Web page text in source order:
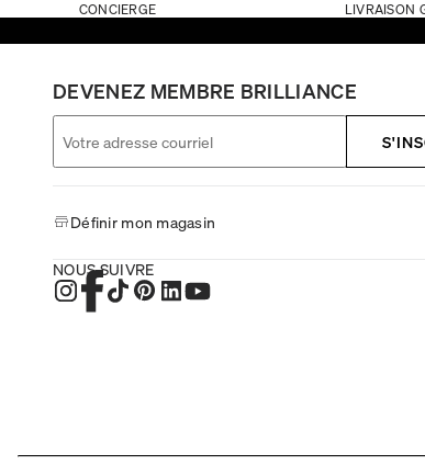
CONCIERGE LIVRAISON
DEVENEZ MEMBRE BRILLIANCE
Définir mon magasin
NOUS SUIVRE